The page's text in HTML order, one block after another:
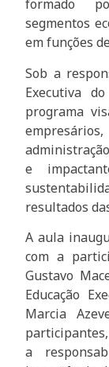
formado
segmentos
em funções
Sob a
Executiva
programa
e
resultados
A aula
com a
Gustavo
Educação
Marcia
a